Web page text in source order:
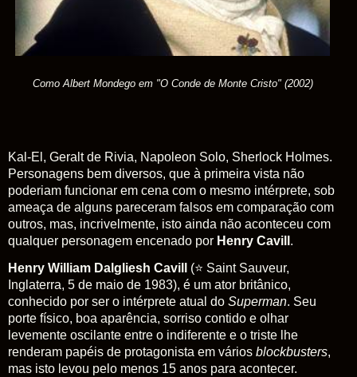
Como Albert Mondego em "O Conde de Monte Cristo" (2002)
Kal-El, Geralt de Rivia, Napoleon Solo, Sherlock Holmes.
Personagens bem diversos, que à primeira vista não
poderiam funcionar em cena com o mesmo intérprete, sob
ameaça de alguns pareceram falsos em comparação com
outros, mas, incrivelmente, isto ainda não aconteceu com
qualquer personagem encenado por Henry Cavill .
Henry William Dalgliesh Cavill
(⭐ Saint Sauveur,
Inglaterra, 5 de maio de 1983), é um ator britânico,
conhecido por ser o intérprete atual do Superman. Seu
porte físico, boa aparência, sorriso contido e olhar
levemente oscilante entre o indiferente e o triste lhe
renderam papéis de protagonista em vários blockbusters,
mas isto levou pelo menos 15 anos para acontecer.